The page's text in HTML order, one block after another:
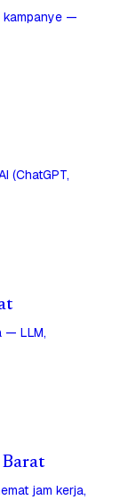
kampanye —
(ChatGPT,
— LLM,
Barat
jam kerja,